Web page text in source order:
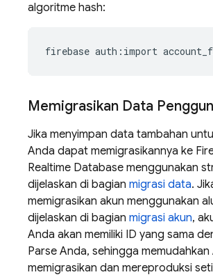
algoritme hash:
firebase auth:import
Memigrasikan Data
Jika menyimpan data tambahan
Anda dapat memigrasikannya ke
Realtime Database menggunakan
dijelaskan di bagian migrasi data.
memigrasikan akun menggunakan
dijelaskan di bagian migrasi akun,
Anda akan memiliki ID yang sama
Parse Anda, sehingga memudahkan
memigrasikan dan mereproduksi